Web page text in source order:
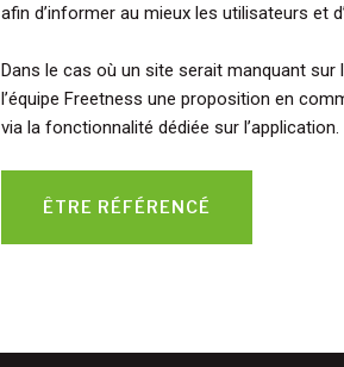
afin d’informer au mieux les utilisateurs et
Dans le cas où un site serait manquant
l’équipe Freetness une proposition en
via la fonctionnalité dédiée sur l’application.
ÊTRE RÉFÉRENCÉ